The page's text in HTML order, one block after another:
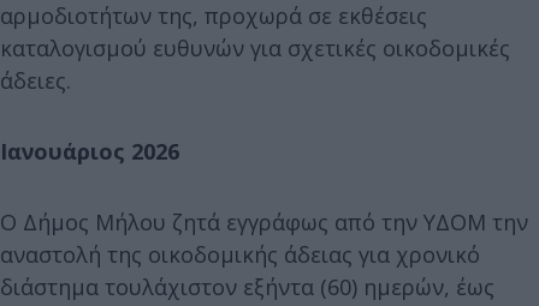
αρμοδιοτήτων της, προχωρά σε εκθέσεις
καταλογισμού ευθυνών για σχετικές οικοδομικές
άδειες.
Ιανουάριος 2026
Ο Δήμος Μήλου ζητά εγγράφως από την ΥΔΟΜ την
αναστολή της οικοδομικής άδειας για χρονικό
διάστημα τουλάχιστον εξήντα (60) ημερών, έως